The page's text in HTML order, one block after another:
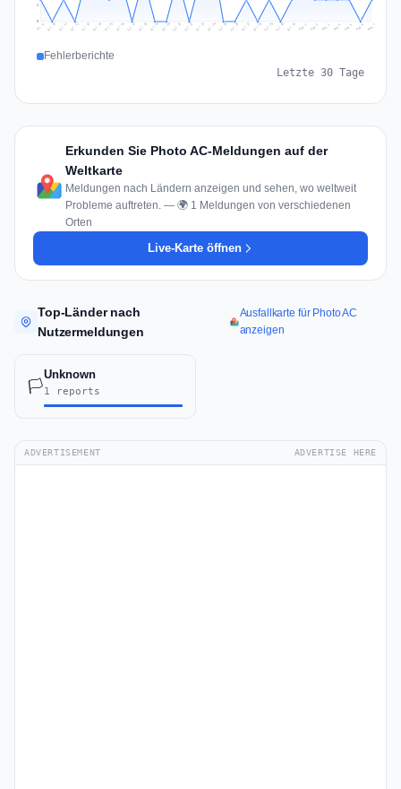
1
Jul 9 Jul 10 Jul 11 Jul 12 Jul 13 Jul 14 Jul 15 Jul 16 Jul 17 Jul 18 Jul 19 Jul 20 Jul 21 Jul 22 Jul 23 Jul 24 Jul 25 Jul 26 Jul 27 Jul 28 Jul 29 Jul 30 Jul 31 Aug 1 Aug 2 Aug 3 Aug 4 Aug 5 Aug 6 Aug 7
Fehlerberichte
Letzte 30 Tage
Erkunden Sie Photo AC-Meldungen auf der
Weltkarte
Meldungen nach Ländern anzeigen und sehen, wo weltweit
Probleme auftreten. — 🌍 1 Meldungen von verschiedenen
Orten
Live-Karte öffnen
Top-Länder nach
Nutzermeldungen
Ausfallkarte für Photo AC
anzeigen
🏳️
Unknown
1 reports
ADVERTISEMENT ADVERTISE HERE